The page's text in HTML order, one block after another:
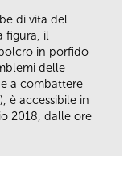
di vita del
figura, il
in porfido
delle
a combattere
è accessibile in
2018, dalle ore